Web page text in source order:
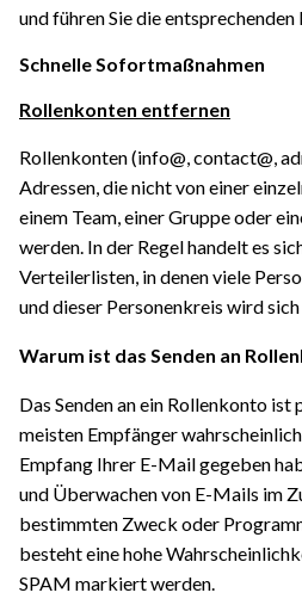
und führen Sie die
Schnelle Sofortmaßnahmen
Rollenkonten entfernen
Rollenkonten (info@, contact@,
Adressen, die nicht von einer
einem Team, einer Gruppe oder
werden. In der Regel handelt es
Verteilerlisten, in denen viele
und dieser Personenkreis wird
Warum ist das Senden an
Das Senden an ein Rollenkonto
meisten Empfänger
Empfang Ihrer E-Mail gegeben
und Überwachen von E-Mails im
bestimmten Zweck oder
besteht eine hohe
SPAM markiert werden.